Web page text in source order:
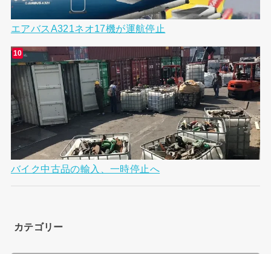
エアバスA321ネオ17機が運航停止
バイク中古品の輸入、一時停止へ
カテゴリー